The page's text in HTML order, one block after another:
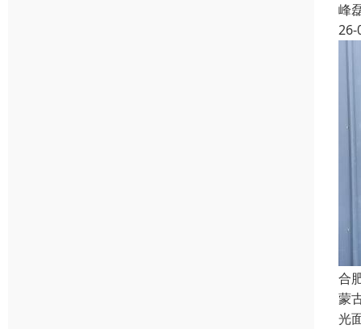
峰
26-
合
蒙
光